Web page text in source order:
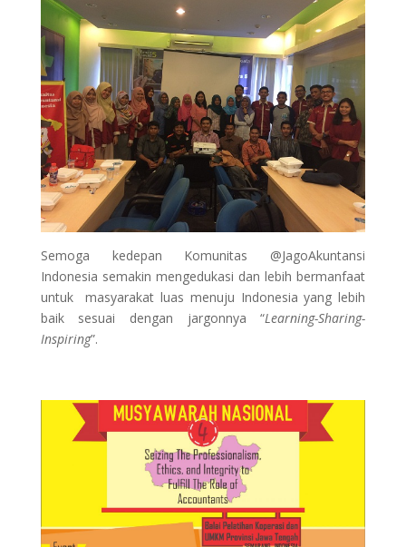
Semoga kedepan Komunitas @JagoAkuntansi
Indonesia semakin mengedukasi dan lebih bermanfaat
untuk masyarakat luas menuju Indonesia yang lebih
baik sesuai dengan jargonnya “Learning-Sharing-
Inspiring”.